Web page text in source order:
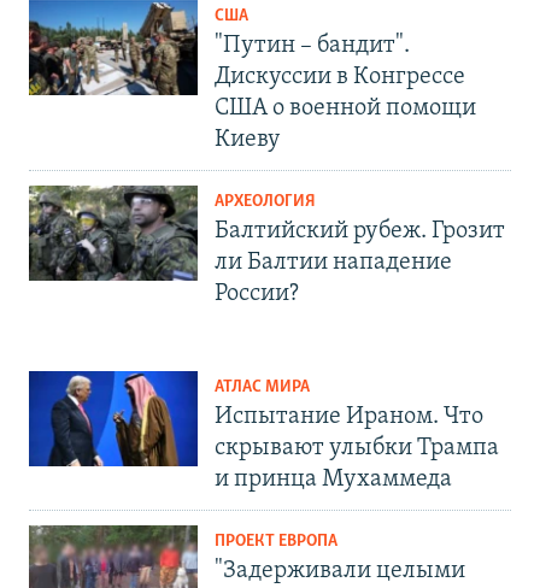
США
"Путин – бандит".
Дискуссии в Конгрессе
США о военной помощи
Киеву
АРХЕОЛОГИЯ
Балтийский рубеж. Грозит
ли Балтии нападение
России?
АТЛАС МИРА
Испытание Ираном. Что
скрывают улыбки Трампа
и принца Мухаммеда
ПРОЕКТ ЕВРОПА
"Задерживали целыми